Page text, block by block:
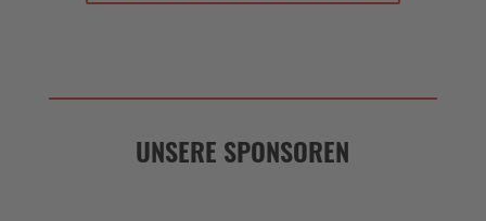
UNSERE SPONSOREN